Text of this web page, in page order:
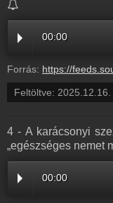
00:00
Forrás: https://feeds.soundcloud.com/stream/2230570040-balazsek-2-
Feltöltve:
4 - A karácsonyi
„egészséges nemet
00:00